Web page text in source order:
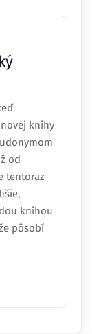
knihy
od
tentoraz
knihou
pôsobí